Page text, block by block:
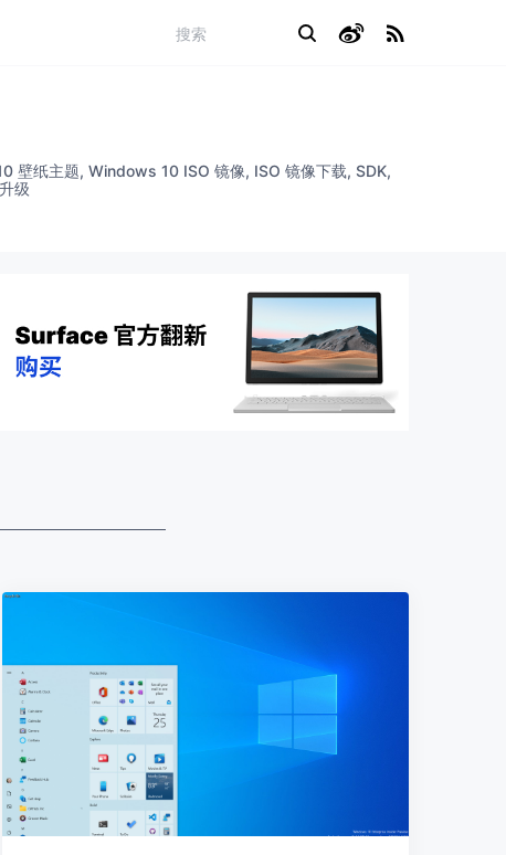
纸主题, Windows 10 ISO 镜像, ISO 镜像下载, SDK,
级